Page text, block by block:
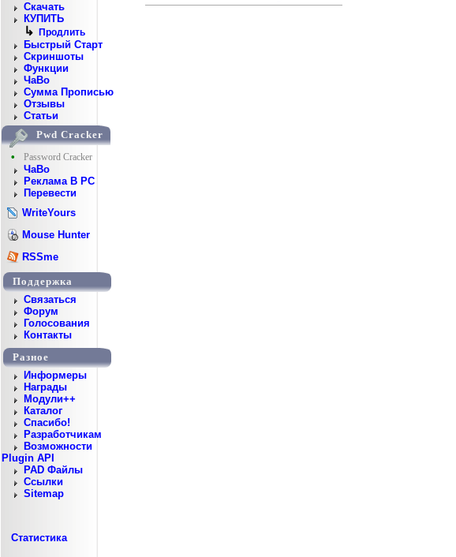
Скачать
КУПИТЬ
↳ Продлить
Быстрый Старт
Скриншоты
Функции
ЧаВо
Сумма Прописью
Отзывы
Статьи
Pwd Cracker
•
Password Cracker
ЧаВо
Реклама В PC
Перевести
WriteYours
Mouse Hunter
RSSme
Поддержка
Cвязаться
Форум
Голосования
Контакты
Разное
Информеры
Награды
Модули++
Каталог
Спасибо!
Разработчикам
Возможности
Plugin API
PAD Файлы
Ссылки
Sitemap
Статистика